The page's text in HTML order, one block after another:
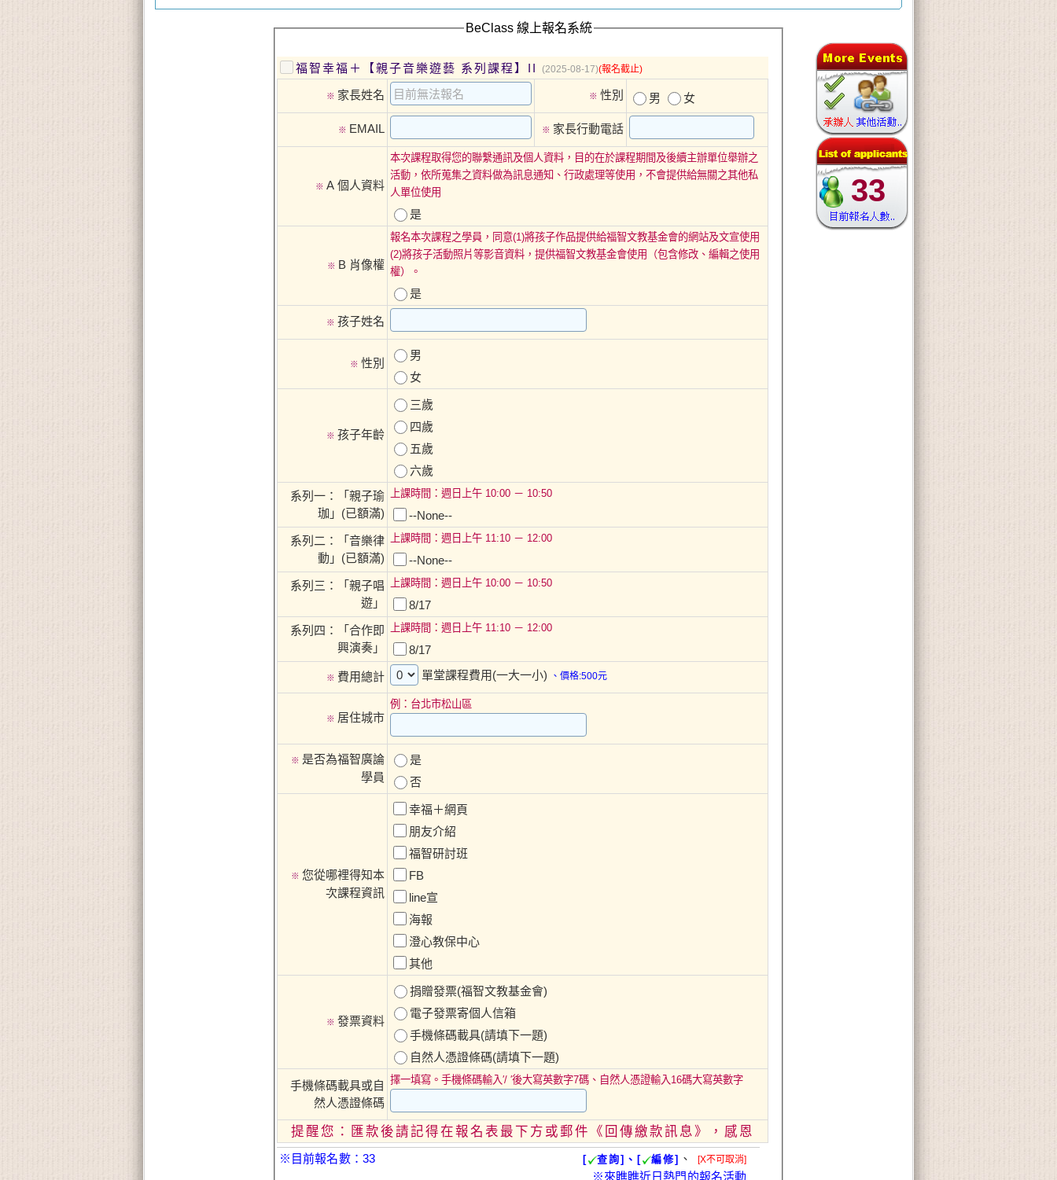
33
BeClass 線上報名系統
福智幸福＋【親子音樂遊藝 系列課程】II (2025-08-17)(報名截止)
※ 家長姓名 ※ 性別 男 女
※ EMAIL ※ 家長行動電話
※ A 個人資料
本次課程取得您的聯繫通訊及個人資料，目的在於課程期間及後續主辦單位舉辦之
活動，依所蒐集之資料做為訊息通知、行政處理等使用，不會提供給無關之其他私
人單位使用
是
※ B 肖像權
報名本次課程之學員，同意(1)將孩子作品提供給福智文教基金會的網站及文宣使用
(2)將孩子活動照片等影音資料，提供福智文教基金會使用（包含修改、編輯之使用
權）。
是
※ 孩子姓名
※ 性別
男
女
※ 孩子年齡
三歲
四歲
五歲
六歲
系列一：「親子瑜
珈」(已額滿)
上課時間：週日上午 10:00 － 10:50
--None--
系列二：「音樂律
動」(已額滿)
上課時間：週日上午 11:10 － 12:00
--None--
系列三：「親子唱
遊」
上課時間：週日上午 10:00 － 10:50
8/17
系列四：「合作即
興演奏」
上課時間：週日上午 11:10 － 12:00
8/17
※ 費用總計 單堂課程費用(一大一小) 、價格:500元
※ 居住城市
例：台北市松山區
※ 是否為福智廣論
學員
是
否
※ 您從哪裡得知本
次課程資訊
幸福＋網頁
朋友介紹
福智研討班
FB
line宣
海報
澄心教保中心
其他
※ 發票資料
捐贈發票(福智文教基金會)
電子發票寄個人信箱
手機條碼載具(請填下一題)
自然人憑證條碼(請填下一題)
手機條碼載具或自
然人憑證條碼
擇一填寫。手機條碼輸入′/ ′後大寫英數字7碼、自然人憑證輸入16碼大寫英數字
提醒您：匯款後請記得在報名表最下方或郵件《回傳繳款訊息》，感恩
※目前報名數：33 [ 查詢]、[ 編修] 、 [X不可取消]
※來瞧瞧近日熱門的報名活動